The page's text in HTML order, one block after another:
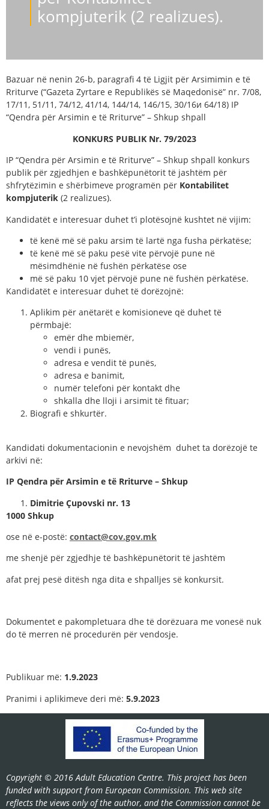
kompjuterik (2 realizues).
Bazuar në nenin 26-b, paragrafi 4 të Ligjit për Arsimimin e të
Rriturve (“Gazeta Zyrtare e Republikës së Maqedonisë” nr. 7/08,
17/11, 51/11, 74/12, 41/14, 144/14, 146/15, 30/16и 64/18) IP
“Qendra për Arsimin e të Rriturve” – Shkup shpall
KONKURS PUBLIK Nr. 79/2023
IP “Qendra për Arsimin e të Rriturve” – Shkup shpall konkurs
publik për zgjedhjen e bashkëpunëtorit të jashtëm për
shfrytëzimin e shërbimeve programën për Kontabilitet
kompjuterik (2 realizues).
Kandidatët e interesuar duhet t’i plotësojnë kushtet në vijim:
të kenë më së paku arsim të lartë nga fusha përkatëse;
të kenë më së paku pesë vite përvojë pune në
mësimdhënie në fushën përkatëse ose
më së paku 10 vjet përvojë pune në fushën përkatëse.
Kandidatët e interesuar duhet të dorëzojnë:
Aplikim për anëtarët e komisioneve që duhet të
përmbajë:
emër dhe mbiemër,
vendi i punës,
adresa e vendit të punës,
adresa e banimit,
numër telefoni për kontakt dhe
shkalla dhe lloji i arsimit të fituar;
Biografi e shkurtër.
Kandidati dokumentacionin e nevojshëm duhet ta dorëzojë te
arkivi në:
IP Qendra për Arsimin e të Rriturve – Shkup
Dimitrie Çupovski nr. 13
1000 Shkup
ose në e-postë: contact@cov.gov.mk
me shenjë për zgjedhje të bashkëpunëtorit të jashtëm
afat prej pesë ditësh nga dita e shpalljes së konkursit.
Dokumentet e pakompletuara dhe të dorëzuara me vonesë nuk
do të merren në procedurën për vendosje.
Publikuar më: 1.9.2023
Pranimi i aplikimeve deri më: 5.9.2023
Copyright © 2016 Adult Education Centre. This project has been
funded with support from European Commission. This web site
reflects the views only of the author, and the Commission cannot be